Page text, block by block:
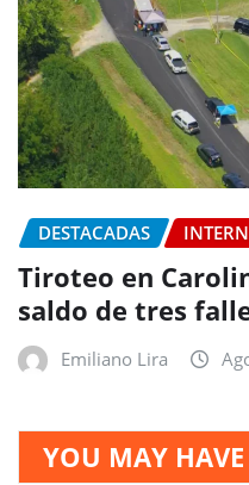
DESTACADAS
Tiroteo en
saldo de tres
Emiliano Lira
YOU MAY HAVE